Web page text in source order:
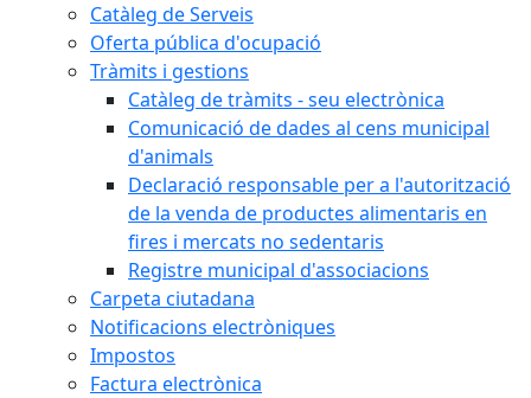
Catàleg de Serveis
Oferta pública d'ocupació
Tràmits i gestions
Catàleg de tràmits - seu electrònica
Comunicació de dades al cens municipal
d'animals
Declaració responsable per a l'autorització
de la venda de productes alimentaris en
fires i mercats no sedentaris
Registre municipal d'associacions
Carpeta ciutadana
Notificacions electròniques
Impostos
Factura electrònica